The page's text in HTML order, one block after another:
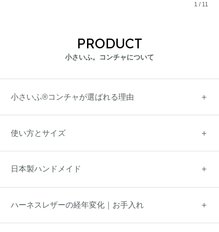
1 / 11
PRODUCT
小さいふ。コンチャについて
小さいふ®コンチャが選ばれる理由
使い方とサイズ
日本製ハンドメイド
ハーネスレザーの経年変化｜お手入れ